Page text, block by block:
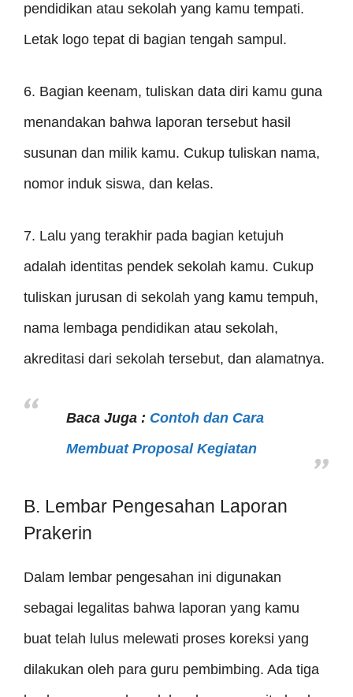
pendidikan atau sekolah yang kamu tempati.
Letak logo tepat di bagian tengah sampul.
6. Bagian keenam, tuliskan data diri kamu guna
menandakan bahwa laporan tersebut hasil
susunan dan milik kamu. Cukup tuliskan nama,
nomor induk siswa, dan kelas.
7. Lalu yang terakhir pada bagian ketujuh
adalah identitas pendek sekolah kamu. Cukup
tuliskan jurusan di sekolah yang kamu tempuh,
nama lembaga pendidikan atau sekolah,
akreditasi dari sekolah tersebut, dan alamatnya.
Baca Juga : Contoh dan Cara
Membuat Proposal Kegiatan
B. Lembar Pengesahan Laporan
Prakerin
Dalam lembar pengesahan ini digunakan
sebagai legalitas bahwa laporan yang kamu
buat telah lulus melewati proses koreksi yang
dilakukan oleh para guru pembimbing. Ada tiga